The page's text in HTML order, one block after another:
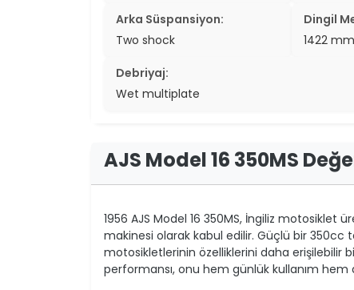
Arka Süspansiyon:
Two shock
Dingil
1422
Debriyaj:
Wet multiplate
AJS Model 16 350MS
1956 AJS Model 16 350MS, İngiliz motosiklet
makinesi olarak kabul edilir. Güçlü bir 350cc
motosikletlerinin özelliklerini daha erişilebilir
performansı, onu hem günlük kullanım